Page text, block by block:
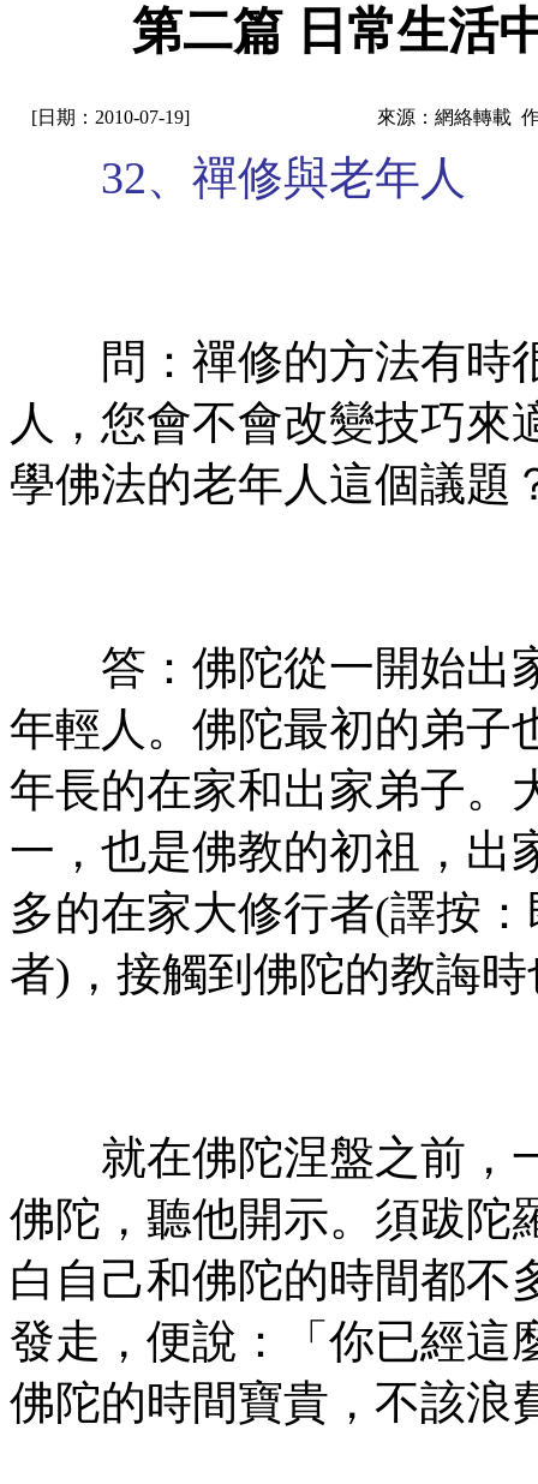
第二篇 日常生活
[日期：2010-07-19] 來源：網絡轉載
32、禪修與老年人
問：禪修的方法有時
人，您會不會改變技巧來
學佛法的老年人這個議題
答：佛陀從一開始出
年輕人。佛陀最初的弟子
年長的在家和出家弟子。
一，也是佛教的初祖，出
多的在家大修行者(譯按
者)，接觸到佛陀的教誨
就在佛陀涅盤之前，
佛陀，聽他開示。須跋陀
白自己和佛陀的時間都不
發走，便說：「你已經這
佛陀的時間寶貴，不該浪